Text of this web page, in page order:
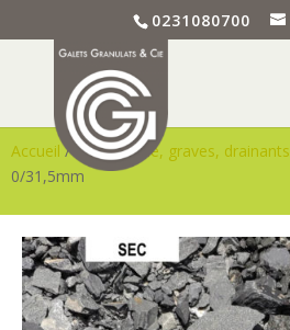
0231080700
Accueil/Terre, sable, graves, drainants
0/31,5mm